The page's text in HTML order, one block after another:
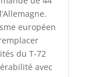
européen
du T-72
avec